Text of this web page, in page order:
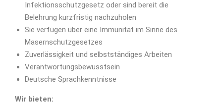
Infektionsschutzgesetz oder sind bereit die
Belehrung kurzfristig nachzuholen
Sie verfügen über eine Immunität im Sinne des
Masernschutzgesetzes
Zuverlässigkeit und selbstständiges Arbeiten
Verantwortungsbewusstsein
Deutsche Sprachkenntnisse
Wir bieten: